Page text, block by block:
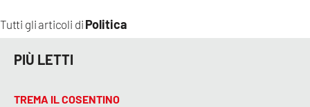
Tutti gli articoli di Politica
PIÙ LETTI
TREMA IL COSENTINO